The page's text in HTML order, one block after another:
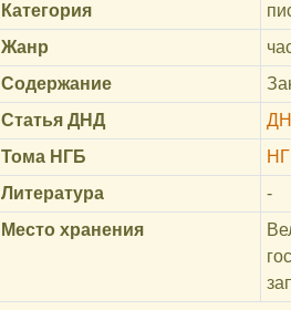
Категория
Жанр
Содержание
Статья ДНД
Тома НГБ
Литература
-
Место хранения